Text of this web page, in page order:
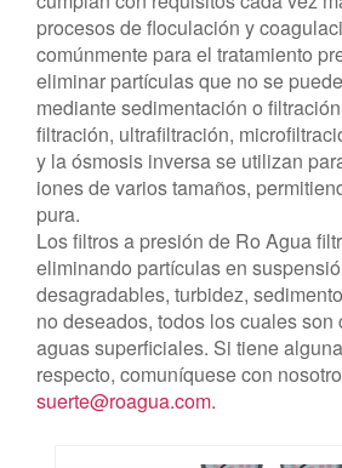
procesos de floculación y
comúnmente para el tratamiento
eliminar partículas que no se
mediante sedimentación o
filtración, ultrafiltración,
y la ósmosis inversa se utilizan
iones de varios tamaños,
pura.
Los filtros a presión de Ro Agua
eliminando partículas en
desagradables, turbidez,
no deseados, todos los cuales son
aguas superficiales. Si tiene
respecto, comuníquese con
suerte@roagua.com.